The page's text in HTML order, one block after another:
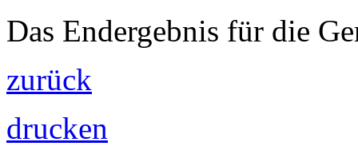
Das Endergebnis für die
zurück
drucken